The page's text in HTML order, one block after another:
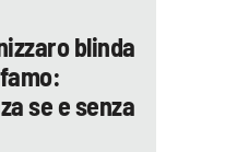
blinda
se e senza